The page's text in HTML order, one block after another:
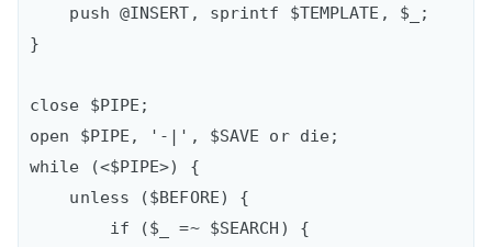
    push @INSERT, sprintf $TEMPLATE, $_;
}
close $PIPE;
open $PIPE, '-|', $SAVE or die;
while (<$PIPE>) {
    unless ($BEFORE) {
        if ($_ =~ $SEARCH) {